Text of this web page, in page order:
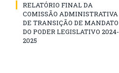
RELATÓRIO FINAL DA
COMISSÃO ADMINISTRATIVA
DE TRANSIÇÃO DE MANDATO
DO PODER LEGISLATIVO 2024-
2025